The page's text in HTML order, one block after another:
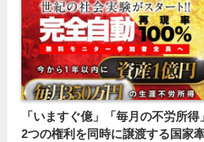
「いますぐ億」「毎月の不労所得」
2つの権利を同時に譲渡する国家